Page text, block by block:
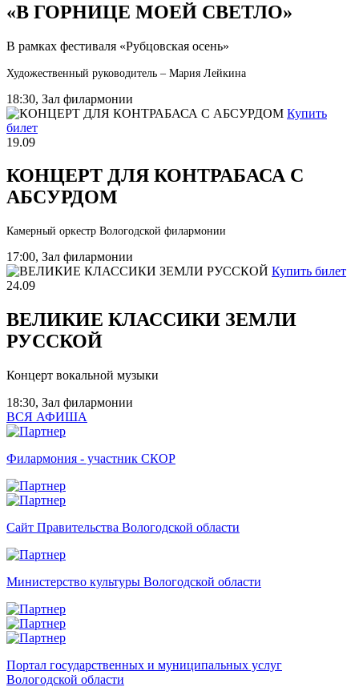
«В ГОРНИЦЕ МОЕЙ СВЕТЛО»
В рамках фестиваля «Рубцовская осень»
Художественный руководитель – Мария Лейкина
18:30, Зал филармонии
Купить
билет
19.09
КОНЦЕРТ ДЛЯ КОНТРАБАСА С
АБСУРДОМ
Камерный оркестр Вологодской филармонии
17:00, Зал филармонии
Купить билет
24.09
ВЕЛИКИЕ КЛАССИКИ ЗЕМЛИ
РУССКОЙ
Концерт вокальной музыки
18:30, Зал филармонии
ВСЯ АФИША
Филармония - участник СКОР
Сайт Правительства Вологодской области
Министерство культуры Вологодской области
Портал государственных и муниципальных услуг
Вологодской области